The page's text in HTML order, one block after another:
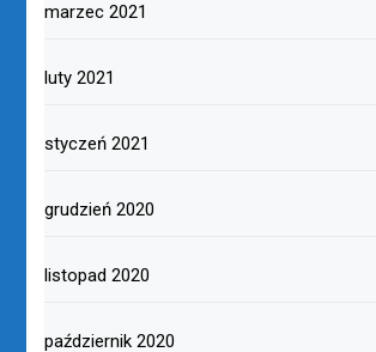
marzec 2021
luty 2021
styczeń 2021
grudzień 2020
listopad 2020
październik 2020